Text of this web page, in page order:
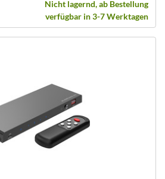
Nicht lagernd, ab Bestellung
verfügbar in 3-7 Werktagen